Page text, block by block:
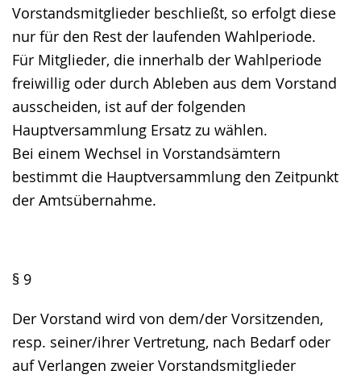
Vorstandsmitglieder beschließt, so erfolgt diese
nur für den Rest der laufenden Wahlperiode.
Für Mitglieder, die innerhalb der Wahlperiode
freiwillig oder durch Ableben aus dem Vorstand
ausscheiden, ist auf der folgenden
Hauptversammlung Ersatz zu wählen.
Bei einem Wechsel in Vorstandsämtern
bestimmt die Hauptversammlung den Zeitpunkt
der Amtsübernahme.
§ 9
Der Vorstand wird von dem/der Vorsitzenden,
resp. seiner/ihrer Vertretung, nach Bedarf oder
auf Verlangen zweier Vorstandsmitglieder